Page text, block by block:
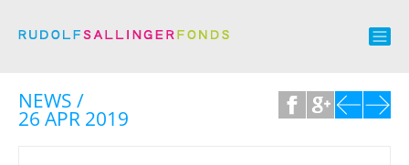
NEWS /
26 APR 2019